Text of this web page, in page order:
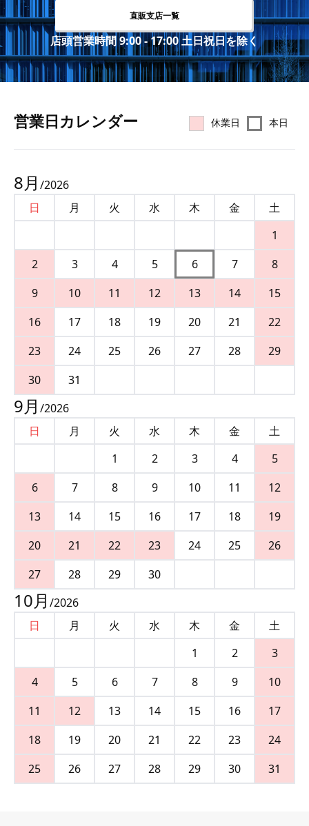
直販支店一覧
店頭営業時間 9:00 - 17:00 土日祝日を除く
営業⽇カレンダー 休業日 本日
8月 /2026
日
月 火 水 木 金
土
1
2
3 4 5 6 7
8
9
10 11 12 13 14
15
16
17 18 19 20 21
22
23
24 25 26 27 28
29
30
31
9月 /2026
日
月 火 水 木 金
土
1
2 3 4
5
6
7 8 9 10 11
12
13
14 15 16 17 18
19
20
21 22 23 24 25
26
27
28 29 30
10月 /2026
日
月 火 水 木 金
土
1
2
3
4
5 6 7 8 9
10
11
12 13 14 15 16
17
18
19 20 21 22 23
24
25
26 27 28 29 30 31